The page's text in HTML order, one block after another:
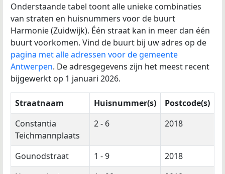
Onderstaande tabel toont alle unieke combinaties
van straten en huisnummers voor de buurt
Harmonie (Zuidwijk). Één straat kan in meer dan één
buurt voorkomen. Vind de buurt bij uw adres op de
pagina met alle adressen voor de gemeente
Antwerpen. De adresgegevens zijn het meest recent
bijgewerkt op 1 januari 2026.
Straatnaam Huisnummer(s)
Postcode(s)
Constantia
Teichmannplaats
2 - 6 2018
Gounodstraat 1 - 9
2018